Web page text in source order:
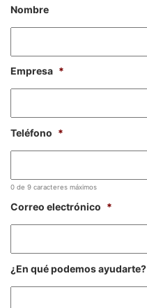
Nombre
Empresa *
Teléfono *
0 de 9 caracteres máximos
Correo electrónico *
¿En qué podemos ayudarte?